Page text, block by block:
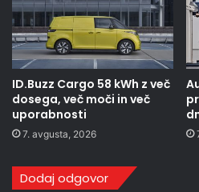
ID.Buzz Cargo 58 kWh z več
dosega, več moči in več
uporabnosti
7. avgusta, 2026
Dodaj odgovor